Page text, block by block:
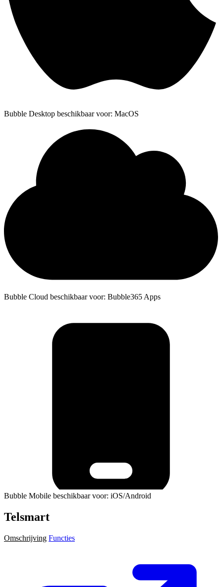
Bubble Desktop beschikbaar voor: MacOS
Bubble Cloud beschikbaar voor: Bubble365 Apps
Bubble Mobile beschikbaar voor: iOS/Android
Telsmart
Omschrijving Functies